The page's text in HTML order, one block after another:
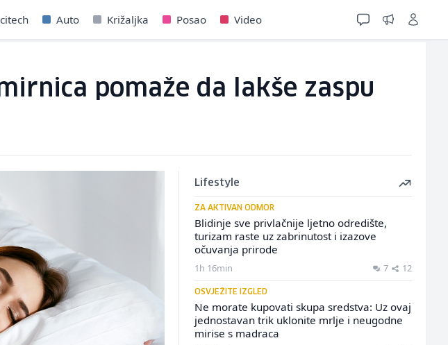
Auto Križaljka Posao Video
pomaže da lakše zaspu
Lifestyle
ZA AKTIVAN ODMOR
Blidinje sve privlačnije ljetno odredište,
turizam raste uz zabrinutost i izazove
očuvanja prirode
1h 16min 7 12
OSVJEŽITE IZGLED
Ne morate kupovati skupa sredstva: Uz ovaj
jednostavan trik uklonite mrlje i neugodne
mirise s madraca